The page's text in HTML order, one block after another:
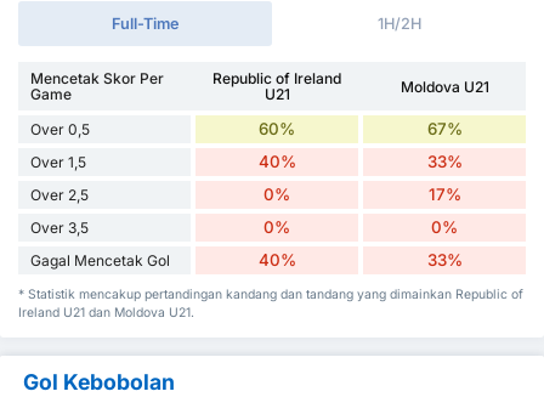
Full-Time 1H/2H
Mencetak Skor Per
Game
Republic of Ireland
U21
Moldova U21
Over 0,5 60% 67%
Over 1,5 40% 33%
Over 2,5 0% 17%
Over 3,5 0% 0%
Gagal Mencetak Gol 40% 33%
* Statistik mencakup pertandingan kandang dan tandang yang dimainkan Republic of
Ireland U21 dan Moldova U21.
Gol Kebobolan